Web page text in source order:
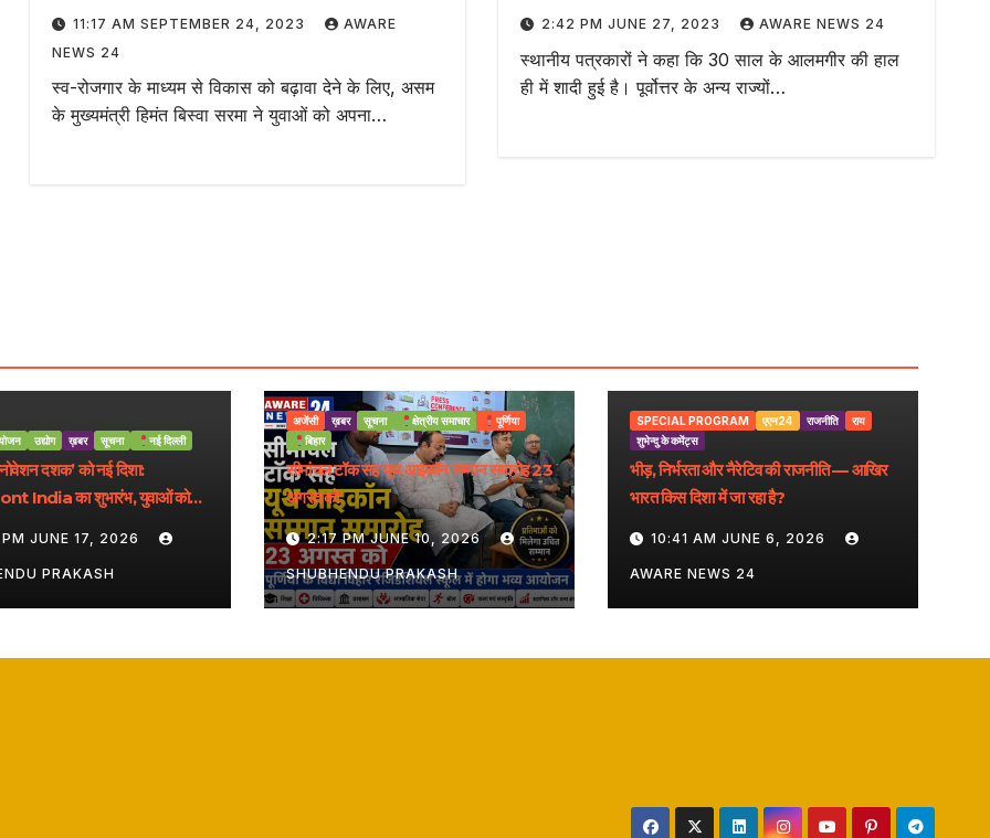
11:17 AM SEPTEMBER 24, 2023
AWARE
NEWS 24
स्व-रोजगार के माध्यम से विकास को बढ़ावा देने के लिए, असम
के मुख्यमंत्री हिमंत बिस्वा सरमा ने युवाओं को अपना…
2:42 PM JUNE 27, 2023 AWARE NEWS 24
स्थानीय पत्रकारों ने कहा कि 30 साल के आलमगीर की हाल
ही में शादी हुई है। पूर्वोत्तर के अन्य राज्यों…
उद्योग ख़बर सूचना नई दिल्ली
दशक’ को नई दिशा:
India का शुभारंभ, युवाओं को
JUNE 17, 2026
PRAKASH
अजेंसी ख़बर सूचना क्षेत्रीय समाचार
पूर्णिया
बिहार
सीमांचल टॉक सह यूथ आइकॉन सम्मान समारोह 23
अगस्त को
2:17 PM JUNE 10, 2026
SHUBHENDU PRAKASH
SPECIAL PROGRAM एएन24 राजनीति
राय
शुभेन्दु के कमेंट्स
भीड़, निर्भरता और नैरेटिव की राजनीति — आखिर
भारत किस दिशा में जा रहा है?
10:41 AM JUNE 6, 2026
AWARE NEWS 24